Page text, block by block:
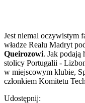
Jest niemal oczywistym
władze Realu Madryt
Queirozowi. Jak podają
stolicy Portugalii -
w miejscowym klubie,
członkiem Komitetu
Udostępnij: